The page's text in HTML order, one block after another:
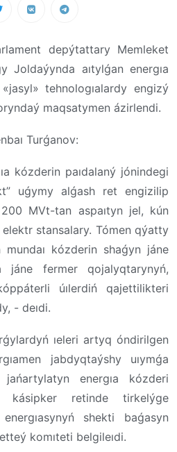
depýtattary Memleket
Joldaýynda aıtylǵan energıa
tehnologıalardy engizý
maqsatymen ázirlendi.
Turǵanov:
kózderin paıdalaný jónindegi
uǵymy alǵash ret engizilip
MVt-tan aspaıtyn jel, kún
stansalary. Tómen qýatty
mundaı kózderin shaǵyn jáne
jáne fermer qojalyqtarynyń,
úılerdiń qajettilikteri
- deıdi.
ıeleri artyq óndirilgen
jabdyqtaýshy uıymǵa
energıa kózderi
kásipker retinde tirkelýge
shekti baǵasyn
komıteti belgileıdi.